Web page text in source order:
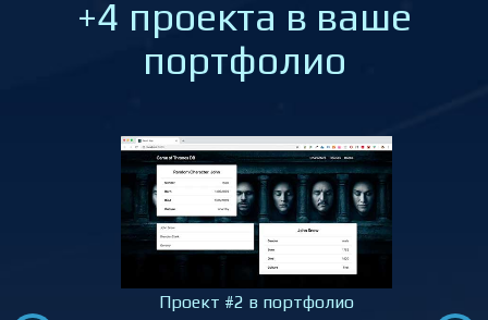
+4 проекта в ваше
портфолио
Проект #2 в портфолио